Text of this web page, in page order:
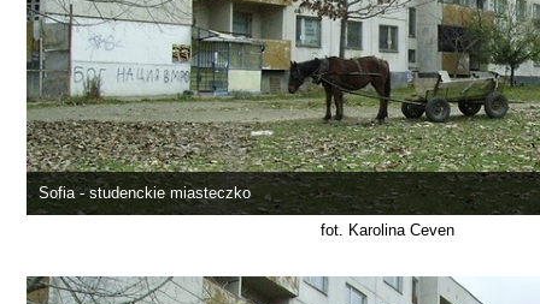
Sofia - studenckie miasteczko
fot. Karolina Ceven